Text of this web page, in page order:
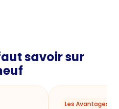
savoir sur
Les Avantages